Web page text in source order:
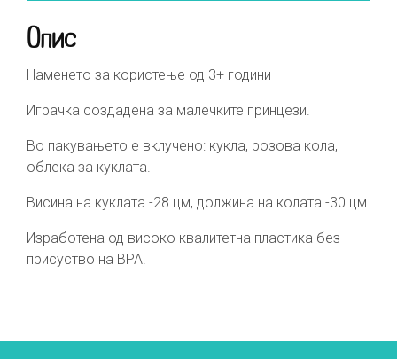
Опис
Наменето за користење од 3+ години
Играчка создадена за малечките принцези.
Во пакувањето е вклучено: кукла, розова кола,
облека за куклата.
Висина на куклата -28 цм, должина на колата -30 цм
Изработена од високо квалитетна пластика без
присуство на BPA.